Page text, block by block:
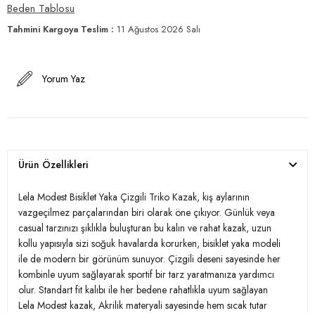
Beden Tablosu
Tahmini Kargoya Teslim : 11 Ağustos 2026 Salı
Yorum Yaz
Ürün Özellikleri
Lela Modest Bisiklet Yaka Çizgili Triko Kazak, kış aylarının
vazgeçilmez parçalarından biri olarak öne çıkıyor. Günlük veya
casual tarzınızı şıklıkla buluşturan bu kalın ve rahat kazak, uzun
kollu yapısıyla sizi soğuk havalarda korurken, bisiklet yaka modeli
ile de modern bir görünüm sunuyor. Çizgili deseni sayesinde her
kombinle uyum sağlayarak sportif bir tarz yaratmanıza yardımcı
olur. Standart fit kalıbı ile her bedene rahatlıkla uyum sağlayan
Lela Modest kazak, Akrilik materyali sayesinde hem sıcak tutar